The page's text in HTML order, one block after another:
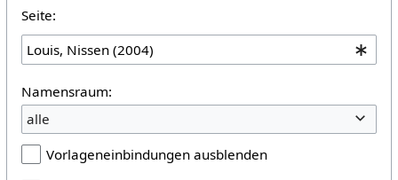
Seite:
Namensraum:
alle
Vorlageneinbindungen ausblenden